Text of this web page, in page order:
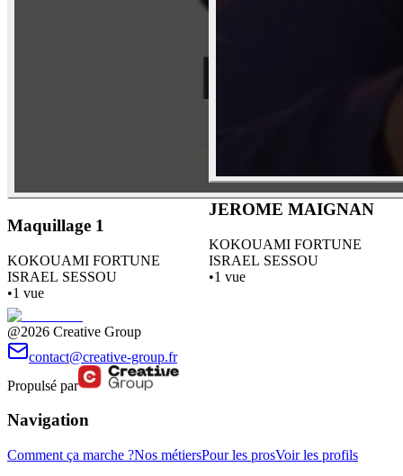
Maquillage 1
KOKOUAMI FORTUNE
ISRAEL SESSOU
•1 vue
JEROME MAIGNAN
KOKOUAMI FORTUNE
ISRAEL SESSOU
•1 vue
@2026 Creative Group
contact@creative-group.fr
Propulsé par
Navigation
Comment ça marche ?Nos métiersPour les prosVoir les profils